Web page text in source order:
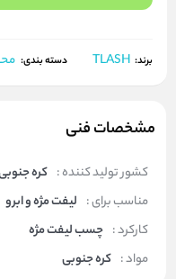
برند: TLASH دسته بندی:
مشخصات فنی
کشور تولید کننده : کره
مناسب برای : لیفت مژه و ابرو
کارکرد : چسب لیفت مژه
مواد : کره جنوبی